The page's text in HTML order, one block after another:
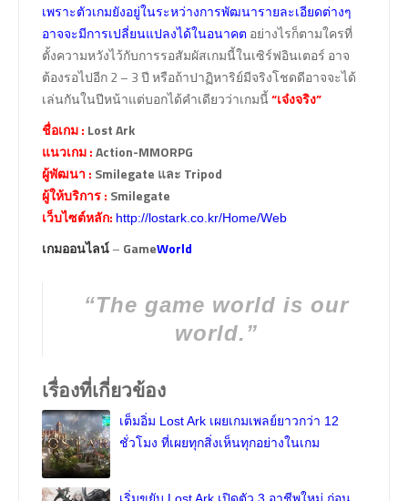
เพราะตัวเกมยังอยู่ในระหว่างการพัฒนารายละเอียดต่างๆ
อาจจะมีการเปลี่ยนแปลงได้ในอนาคต อย่างไรก็ตามใครที่
ตั้งความหวังไว้กับการรอสัมผัสเกมนี้ในเซิร์ฟอินเตอร์ อาจ
ต้องรอไปอีก 2 – 3 ปี หรือถ้าปาฏิหาริย์มีจริงโชดดีอาจจะได้
เล่นกันในปีหน้าแต่บอกได้คำเดียวว่าเกมนี้“เจ๋งจริง”
ชื่อเกม : Lost Ark
แนวเกม :Action-MMORPG
ผู้พัฒนา : Smilegate และ Tripod
ผู้ให้บริการ : Smilegate
เว็บไซต์หลัก: http://lostark.co.kr/Home/Web
เกมออนไลน์ – GameWorld
“The game world is our
world.”
เรื่องที่เกี่ยวข้อง
เต็มอิ่ม Lost Ark เผยเกมเพลย์ยาวกว่า 12
ชั่วโมง ที่เผยทุกสิ่งเห็นทุกอย่างในเกม